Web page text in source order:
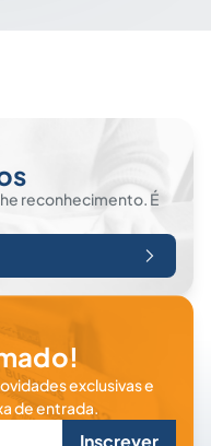
reconhecimento. É
exclusivas e
de entrada.